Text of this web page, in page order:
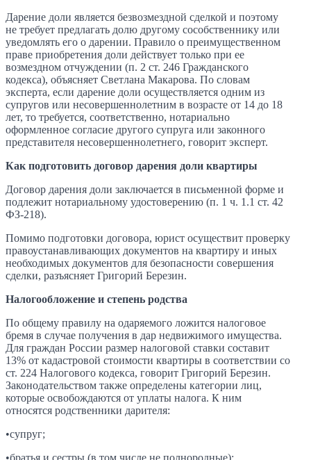
Дарение доли является безвозмездной сделкой и поэтому
не требует предлагать долю другому сособственнику или
уведомлять его о дарении. Правило о преимущественном
праве приобретения доли действует только при ее
возмездном отчуждении (п. 2 ст. 246 Гражданского
кодекса), объясняет Светлана Макарова. По словам
эксперта, если дарение доли осуществляется одним из
супругов или несовершеннолетним в возрасте от 14 до 18
лет, то требуется, соответственно, нотариально
оформленное согласие другого супруга или законного
представителя несовершеннолетнего, говорит эксперт.
Как подготовить договор дарения доли квартиры
Договор дарения доли заключается в письменной форме и
подлежит нотариальному удостоверению (п. 1 ч. 1.1 ст. 42
ФЗ-218).
Помимо подготовки договора, юрист осуществит проверку
правоустанавливающих документов на квартиру и иных
необходимых документов для безопасности совершения
сделки, разъясняет Григорий Березин.
Налогообложение и степень родства
По общему правилу на одаряемого ложится налоговое
бремя в случае получения в дар недвижимого имущества.
Для граждан России размер налоговой ставки составит
13% от кадастровой стоимости квартиры в соответствии со
ст. 224 Налогового кодекса, говорит Григорий Березин.
Законодательством также определены категории лиц,
которые освобождаются от уплаты налога. К ним
относятся родственники дарителя:
•супруг;
•братья и сестры (в том числе не полнородные);